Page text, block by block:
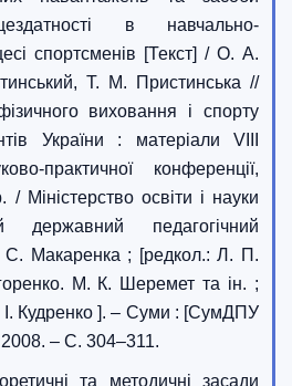
в навчально-
спортсменів [Текст] / О. А.
Т. М. Пристинська //
виховання і спорту
України : матеріали VIII
практичної конференції,
Міністерство освіти і науки
державний педагогічний
С. Макаренка ; [редкол.: Л. П.
М. К. Шеремет та ін. ;
Кудренко ]. – Суми : [СумДПУ
– С. 304–311.
та методичні засади